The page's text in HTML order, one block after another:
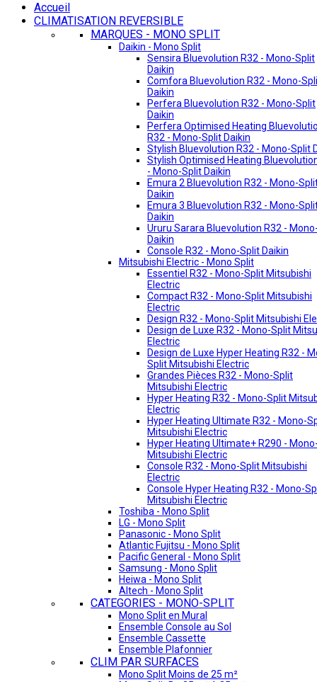
Accueil
CLIMATISATION REVERSIBLE
MARQUES - MONO SPLIT
Daikin - Mono Split
Sensira Bluevolution R32 - Mono-Split
Daikin
Comfora Bluevolution R32 - Mono-
Daikin
Perfera Bluevolution R32 - Mono-Split
Daikin
Perfera Optimised Heating
R32 - Mono-Split Daikin
Stylish Bluevolution R32 - Mono-Split
Stylish Optimised Heating
- Mono-Split Daikin
Emura 2 Bluevolution R32 - Mono-
Daikin
Emura 3 Bluevolution R32 - Mono-
Daikin
Ururu Sarara Bluevolution R32 -
Daikin
Console R32 - Mono-Split Daikin
Mitsubishi Electric - Mono Split
Essentiel R32 - Mono-Split Mitsubishi
Electric
Compact R32 - Mono-Split Mitsubishi
Electric
Design R32 - Mono-Split Mitsubishi
Design de Luxe R32 - Mono-Split
Electric
Design de Luxe Hyper Heating R32 -
Split Mitsubishi Electric
Grandes Pièces R32 - Mono-Split
Mitsubishi Electric
Hyper Heating R32 - Mono-Split
Electric
Hyper Heating Ultimate R32 - Mono-
Mitsubishi Electric
Hyper Heating Ultimate+ R290 -
Mitsubishi Electric
Console R32 - Mono-Split Mitsubishi
Electric
Console Hyper Heating R32 - Mono-
Mitsubishi Electric
Toshiba - Mono Split
LG - Mono Split
Panasonic - Mono Split
Atlantic Fujitsu - Mono Split
Pacific General - Mono Split
Samsung - Mono Split
Heiwa - Mono Split
Altech - Mono Split
CATEGORIES - MONO-SPLIT
Mono Split en Mural
Ensemble Console au Sol
Ensemble Cassette
Ensemble Plafonnier
CLIM PAR SURFACES
Mono Split Moins de 25 m²